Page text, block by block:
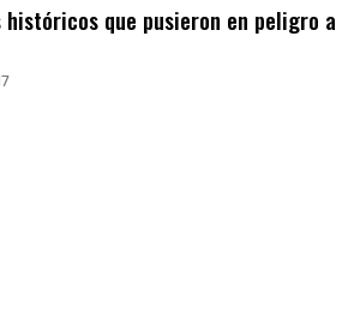
históricos que pusieron en peligro a